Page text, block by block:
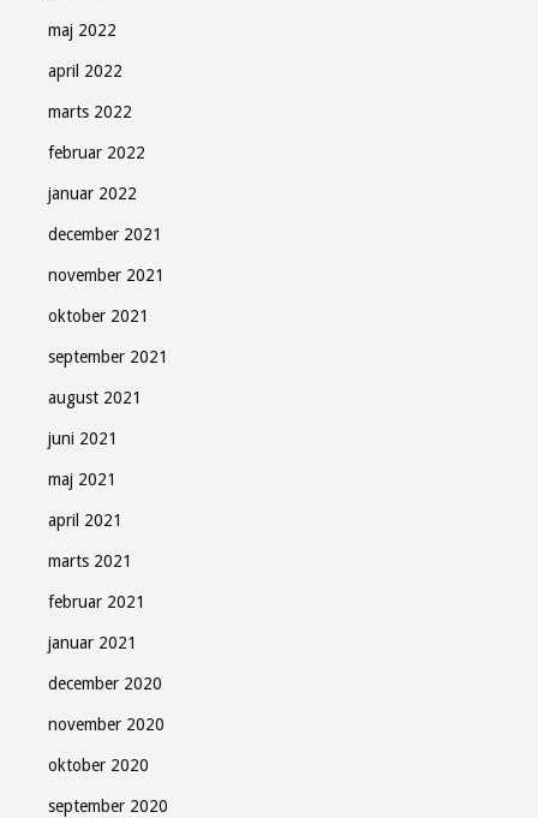
maj 2022
april 2022
marts 2022
februar 2022
januar 2022
december 2021
november 2021
oktober 2021
september 2021
august 2021
juni 2021
maj 2021
april 2021
marts 2021
februar 2021
januar 2021
december 2020
november 2020
oktober 2020
september 2020